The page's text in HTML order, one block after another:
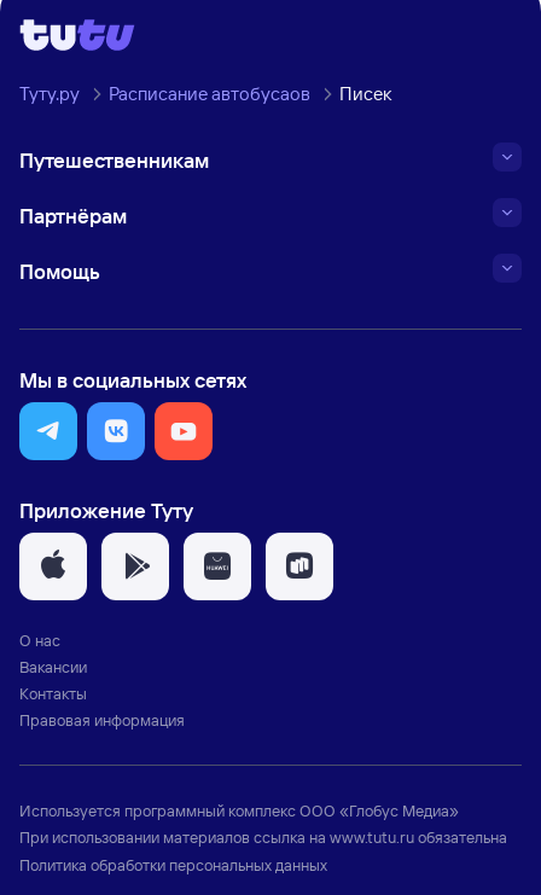
Туту.ру Расписание автобусаов Писек
Путешественникам
Партнёрам
Помощь
Мы в социальных сетях
Приложение Туту
О нас
Вакансии
Контакты
Правовая информация
Используется программный комплексООО «Глобус Медиа»
При использовании материалов ссылка на www.tutu.ruобязательна
Политика обработки персональных данных